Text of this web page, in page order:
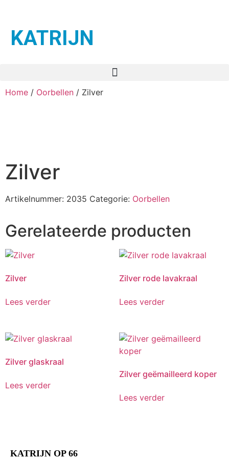
KATRIJN
Home / Oorbellen / Zilver
Zilver
Artikelnummer: 2035 Categorie: Oorbellen
Gerelateerde producten
Zilver
Lees verder
Zilver rode lavakraal
Lees verder
Zilver glaskraal
Lees verder
Zilver geëmailleerd koper
Lees verder
KATRIJN OP 66